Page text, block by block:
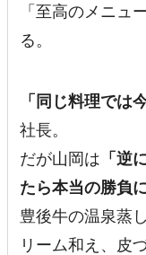
「至高のメニュ
る。
「同じ料理では
社長。
だが山岡は 「逆
たら本当の勝負
豊後牛の温泉蒸
リーム和え、皮